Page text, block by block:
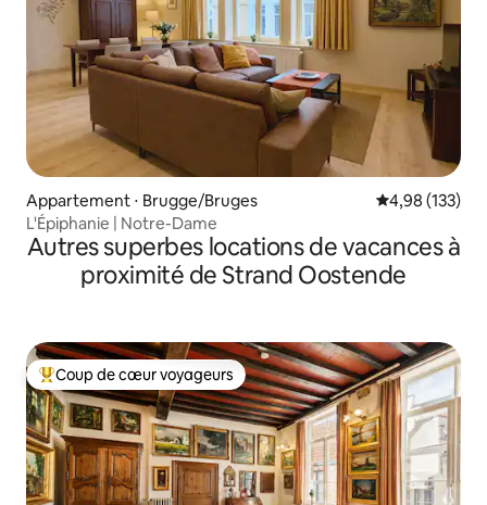
Appartement ⋅ Brugge/Bruges Évaluation
4,98 (133)
L'Épiphanie | Notre-Dame
Autres superbes locations de vacances à
proximité de Strand Oostende
Coups de cœur voyageurs les plus appréciés
Coup de cœur voyageurs